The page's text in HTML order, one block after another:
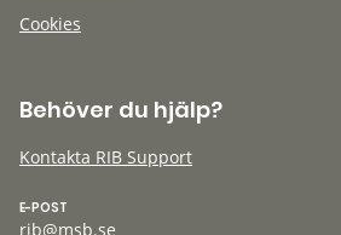
Cookies
Behöver du hjälp?
Kontakta RIB Support
E-POST
rib@msb.se